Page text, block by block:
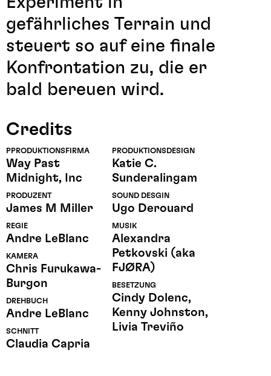
gefährliches Terrain und
steuert so auf eine finale
Konfrontation zu, die er
bald bereuen wird.
Credits
PPRODUKTIONSFIRMA
Way Past
Midnight, Inc
PRODUZENT
James M Miller
REGIE
Andre LeBlanc
KAMERA
Chris Furukawa-
Burgon
DREHBUCH
Andre LeBlanc
SCHNITT
Claudia Capria
PRODUKTIONSDESIGN
Katie C.
Sunderalingam
SOUND DESGIN
Ugo Derouard
MUSIK
Alexandra
Petkovski (aka
FJØRA)
BESETZUNG
Cindy Dolenc,
Kenny Johnston,
Livia Treviño